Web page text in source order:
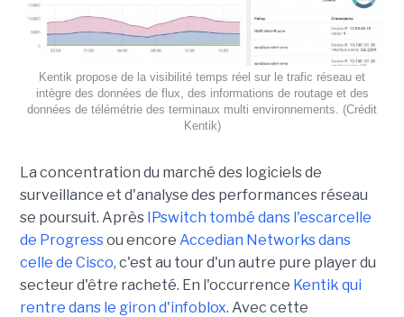
Kentik propose de la visibilité temps réel sur le trafic réseau et
intègre des données de flux, des informations de routage et des
données de télémétrie des terminaux multi environnements. (Crédit
Kentik)
La concentration du marché des logiciels de
surveillance et d'analyse des performances réseau
se poursuit. Après IPswitch tombé dans l'escarcelle
de Progressou encore Accedian Networks dans
celle de Cisco, c'est au tour d'un autre pure player du
secteur d'être racheté. En l'occurrence Kentik qui
rentre dans le giron d'infoblox. Avec cette